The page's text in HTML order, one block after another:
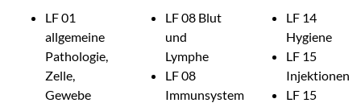
LF 01
allgemeine
Pathologie,
Zelle,
Gewebe
LF 08 Blut
und
Lymphe
LF 08
Immunsystem
LF 14
Hygiene
LF 15
Injektionen
LF 15